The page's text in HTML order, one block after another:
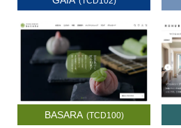
BASARA (TCD100)